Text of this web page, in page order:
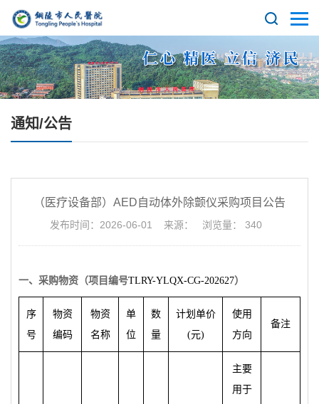
通知/公告
（医疗设备部）AED自动体外除颤仪采购项目公告
发布时间：2026-06-01 来源： 浏览量： 340
一、采购物资 （项目编号TLRY-YLQX-CG-202627）
序
号
物资
编码
物资
名称
单
位
数
量
计划 单价
(元)
使用
方向
备注
主要
用于